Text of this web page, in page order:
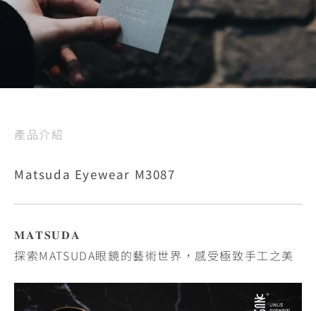
產品介紹
Matsuda Eyewear M3087
𝐌𝐀𝐓𝐒𝐔𝐃𝐀
探索MATSUDA眼鏡的藝術世界，感受極致手工之美